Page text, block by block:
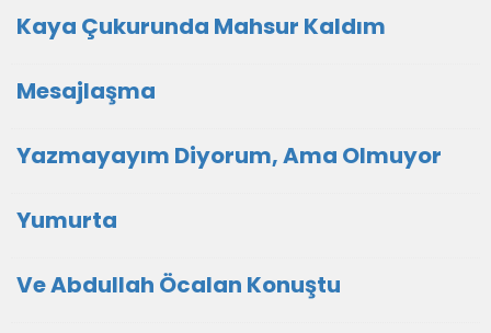
Kaya Çukurunda Mahsur Kaldım
Mesajlaşma
Yazmayayım Diyorum, Ama Olmuyor
Yumurta
Ve Abdullah Öcalan Konuştu